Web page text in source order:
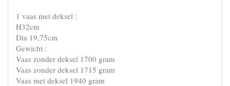
1 vaas met deksel :
H32cm
Dia 19,75cm
Gewicht :
Vaas zonder deksel 1700 gram
Vaas zonder deksel 1715 gram
Vaas met deksel 1940 gram